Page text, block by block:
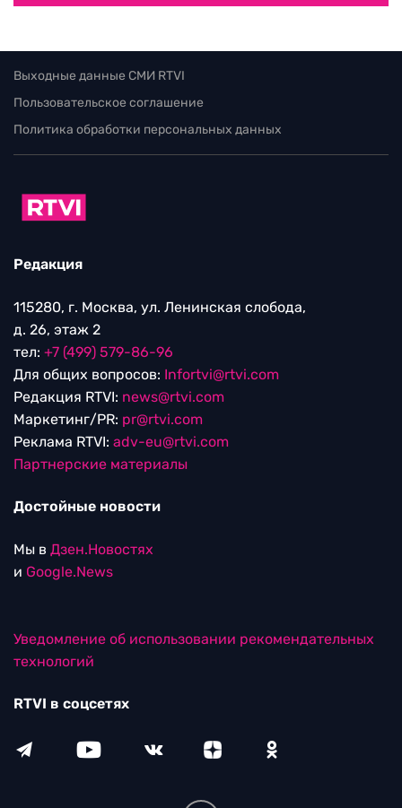
Выходные данные СМИ RTVI
Пользовательское соглашение
Политика обработки персональных данных
Редакция
115280, г. Москва, ул. Ленинская слобода,
д. 26, этаж 2
тел: +7 (499) 579-86-96
Для общих вопросов: Infortvi@rtvi.com
Редакция RTVI: news@rtvi.com
Маркетинг/PR: pr@rtvi.com
Реклама RTVI: adv-eu@rtvi.com
Партнерские материалы
Достойные новости
Мы в Дзен.Новостях
и Google.News
Уведомление об использовании рекомендательных
технологий
RTVI в соцсетях